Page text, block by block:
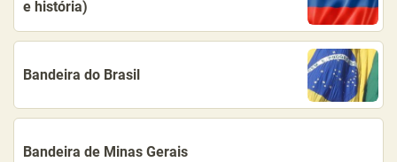
e história)
Bandeira do Brasil
Bandeira de Minas Gerais